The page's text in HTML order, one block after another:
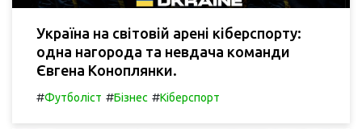
Україна на світовій арені кіберспорту:
одна нагорода та невдача команди
Євгена Коноплянки.
#Футболіст #Бізнес #Кіберспорт